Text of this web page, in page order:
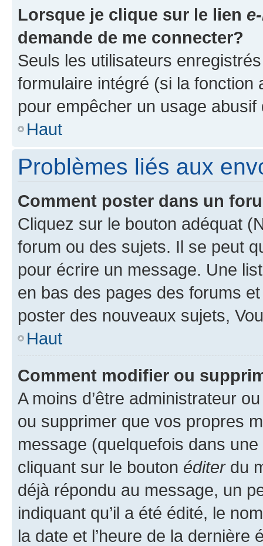
Lorsque je clique sur le lien
demande de me connecter?
Seuls les utilisateurs
formulaire intégré (si la fonction
pour empêcher un usage
Haut
Problèmes liés aux
Comment poster dans un
Cliquez sur le bouton adéquat
forum ou des sujets. Il se peut
pour écrire un message. Une
en bas des pages des forums
poster des nouveaux sujets,
Haut
Comment modifier ou
A moins d’être administrateur
ou supprimer que vos propres
message (quelquefois dans
cliquant sur le bouton éditerdu
déjà répondu au message, un
indiquant qu’il a été édité, le
la date et l’heure de la dernière